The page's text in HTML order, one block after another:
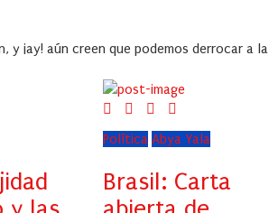
¡ay! aún creen que podemos derrocar a la
Política Abya Yala
Brasil: Carta